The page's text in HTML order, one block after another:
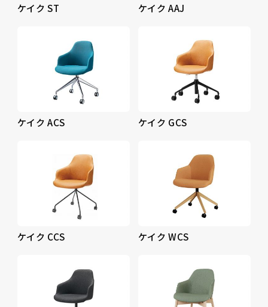
ケイク ST ケイク AAJ
ケイク ACS ケイク GCS
ケイク CCS ケイク WCS